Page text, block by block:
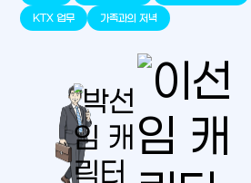
KTX 업무 가족과의 저녁